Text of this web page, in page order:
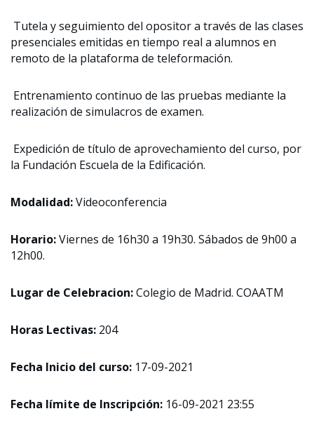
Tutela y seguimiento del opositor a través de las clases
presenciales emitidas en tiempo real a alumnos en
remoto de la plataforma de teleformación.
Entrenamiento continuo de las pruebas mediante la
realización de simulacros de examen.
Expedición de título de aprovechamiento del curso, por
la Fundación Escuela de la Edificación.
Modalidad:Videoconferencia
Horario:Viernes de 16h30 a 19h30. Sábados de 9h00 a
12h00.
Lugar de Celebracion:Colegio de Madrid. COAATM
Horas Lectivas: 204
Fecha Inicio del curso: 17-09-2021
Fecha límite de Inscripción: 16-09-2021 23:55